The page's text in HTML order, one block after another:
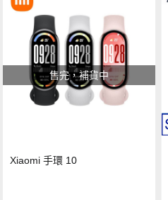
售完，補貨中
Xiaomi 手環 10